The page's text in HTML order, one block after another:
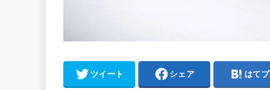
ツイート シェア はてブ